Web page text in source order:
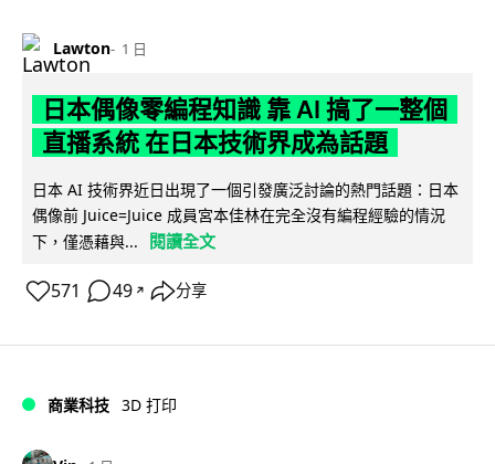
Lawton 1 日
日本偶像零編程知識 靠 AI 搞了一整個
直播系統 在日本技術界成為話題
日本 AI 技術界近日出現了一個引發廣泛討論的熱門話題：日本
偶像前 Juice=Juice 成員宮本佳林在完全沒有編程經驗的情況
下，僅憑藉與...
閱讀全文
571 49 ↗ 分享
商業科技 3D 打印